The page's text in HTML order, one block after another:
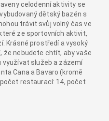
celodenní aktivity se
dětský bazén s
trávit svůj volný čas ve
ze sportovních aktivit,
Krásné prostředí a vysoký
že nebudete chtít, aby vaše
využívat služeb a zázemí
Cana a Bavaro (kromě
restaurací: 14, počet